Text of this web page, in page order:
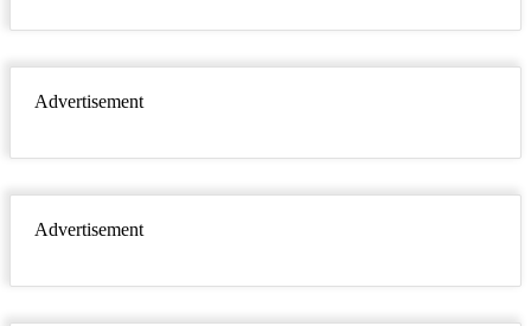
Advertisement
Advertisement